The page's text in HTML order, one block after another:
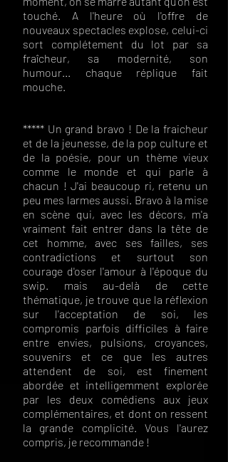
touché. A l'heure où l'offre de
nouveaux spectacles explose, celui-ci
sort complétement du lot par sa
fraîcheur, sa modernité, son
humour... chaque réplique fait
mouche.
***** Un grand bravo ! De la fraicheur
et de la jeunesse, de la pop culture et
de la poésie, pour un thème vieux
comme le monde et qui parle à
chacun ! J'ai beaucoup ri, retenu un
peu mes larmes aussi. Bravo à la mise
en scène qui, avec les décors, m'a
vraiment fait entrer dans la tête de
cet homme, avec ses failles, ses
contradictions et surtout son
courage d'oser l'amour à l'époque du
swip. mais au-delà de cette
thématique, je trouve que la réflexion
sur l'acceptation de soi, les
compromis parfois difficiles à faire
entre envies, pulsions, croyances,
souvenirs et ce que les autres
attendent de soi, est finement
abordée et intelligemment explorée
par les deux comédiens aux jeux
complémentaires, et dont on ressent
la grande complicité. Vous l'aurez
compris, je recommande !